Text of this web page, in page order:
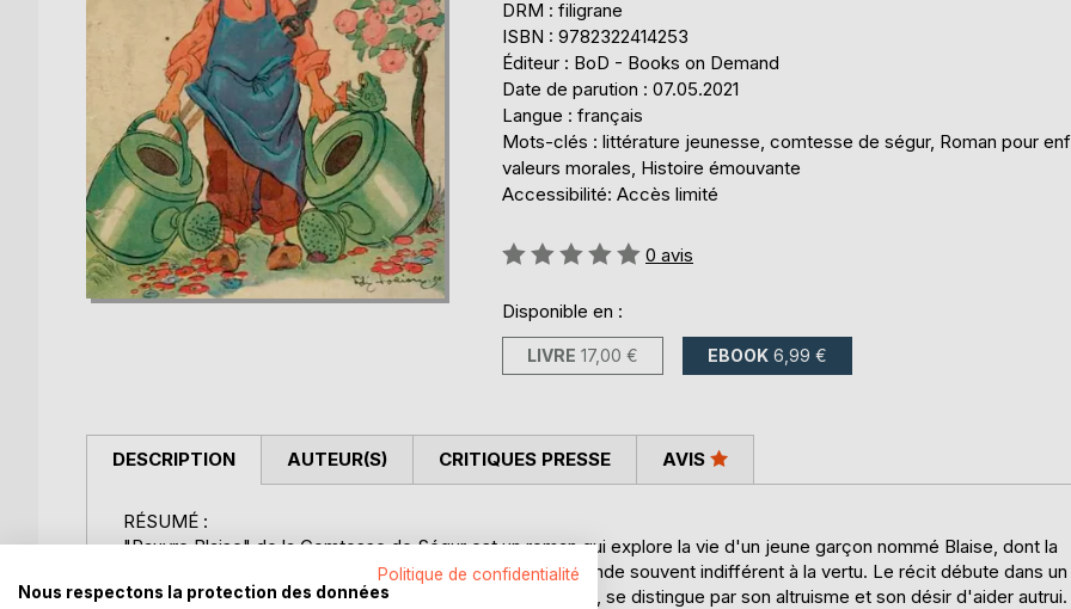
DRM : filigrane
ISBN : 9782322414253
Éditeur : BoD - Books on Demand
Date de parution : 07.05.2021
Langue : français
Mots-clés : littérature jeunesse, comtesse de ségur, Roman pour
valeurs morales, Histoire émouvante
Accessibilité: Accès limité
Évaluation:
0 avis
Disponible en :
LIVRE 17,00 € EBOOK 6,99 €
DESCRIPTION
RÉSUMÉ :
"Pauvre Blaise" de la Comtesse de Ségur est un roman qui explore la vie d'un jeune garçon nommé Blaise, dont la
bonté et la générosité sont mises à l'épreuve dans un monde souvent indifférent à la vertu. Le récit débute dans un
petit village français où Blaise, issu d'une famille modeste, se distingue par son altruisme et son désir d'aider autrui.
AUTEUR(S) CRITIQUES PRESSE AVIS
Politique de confidentialité
Nous respectons la protection des données